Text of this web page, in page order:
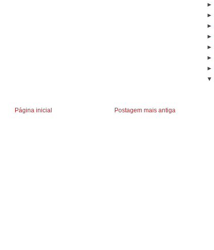
Postagem mais antiga
Página inicial
►
►
►
►
►
►
►
▼